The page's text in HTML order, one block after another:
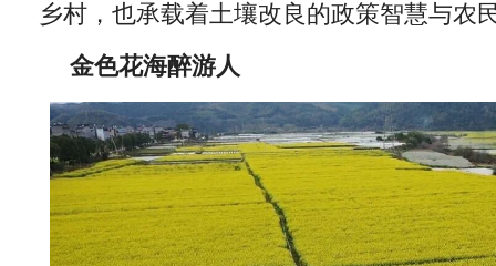
乡村，也承载着土壤改良的政策智慧与农
金色花海醉游人